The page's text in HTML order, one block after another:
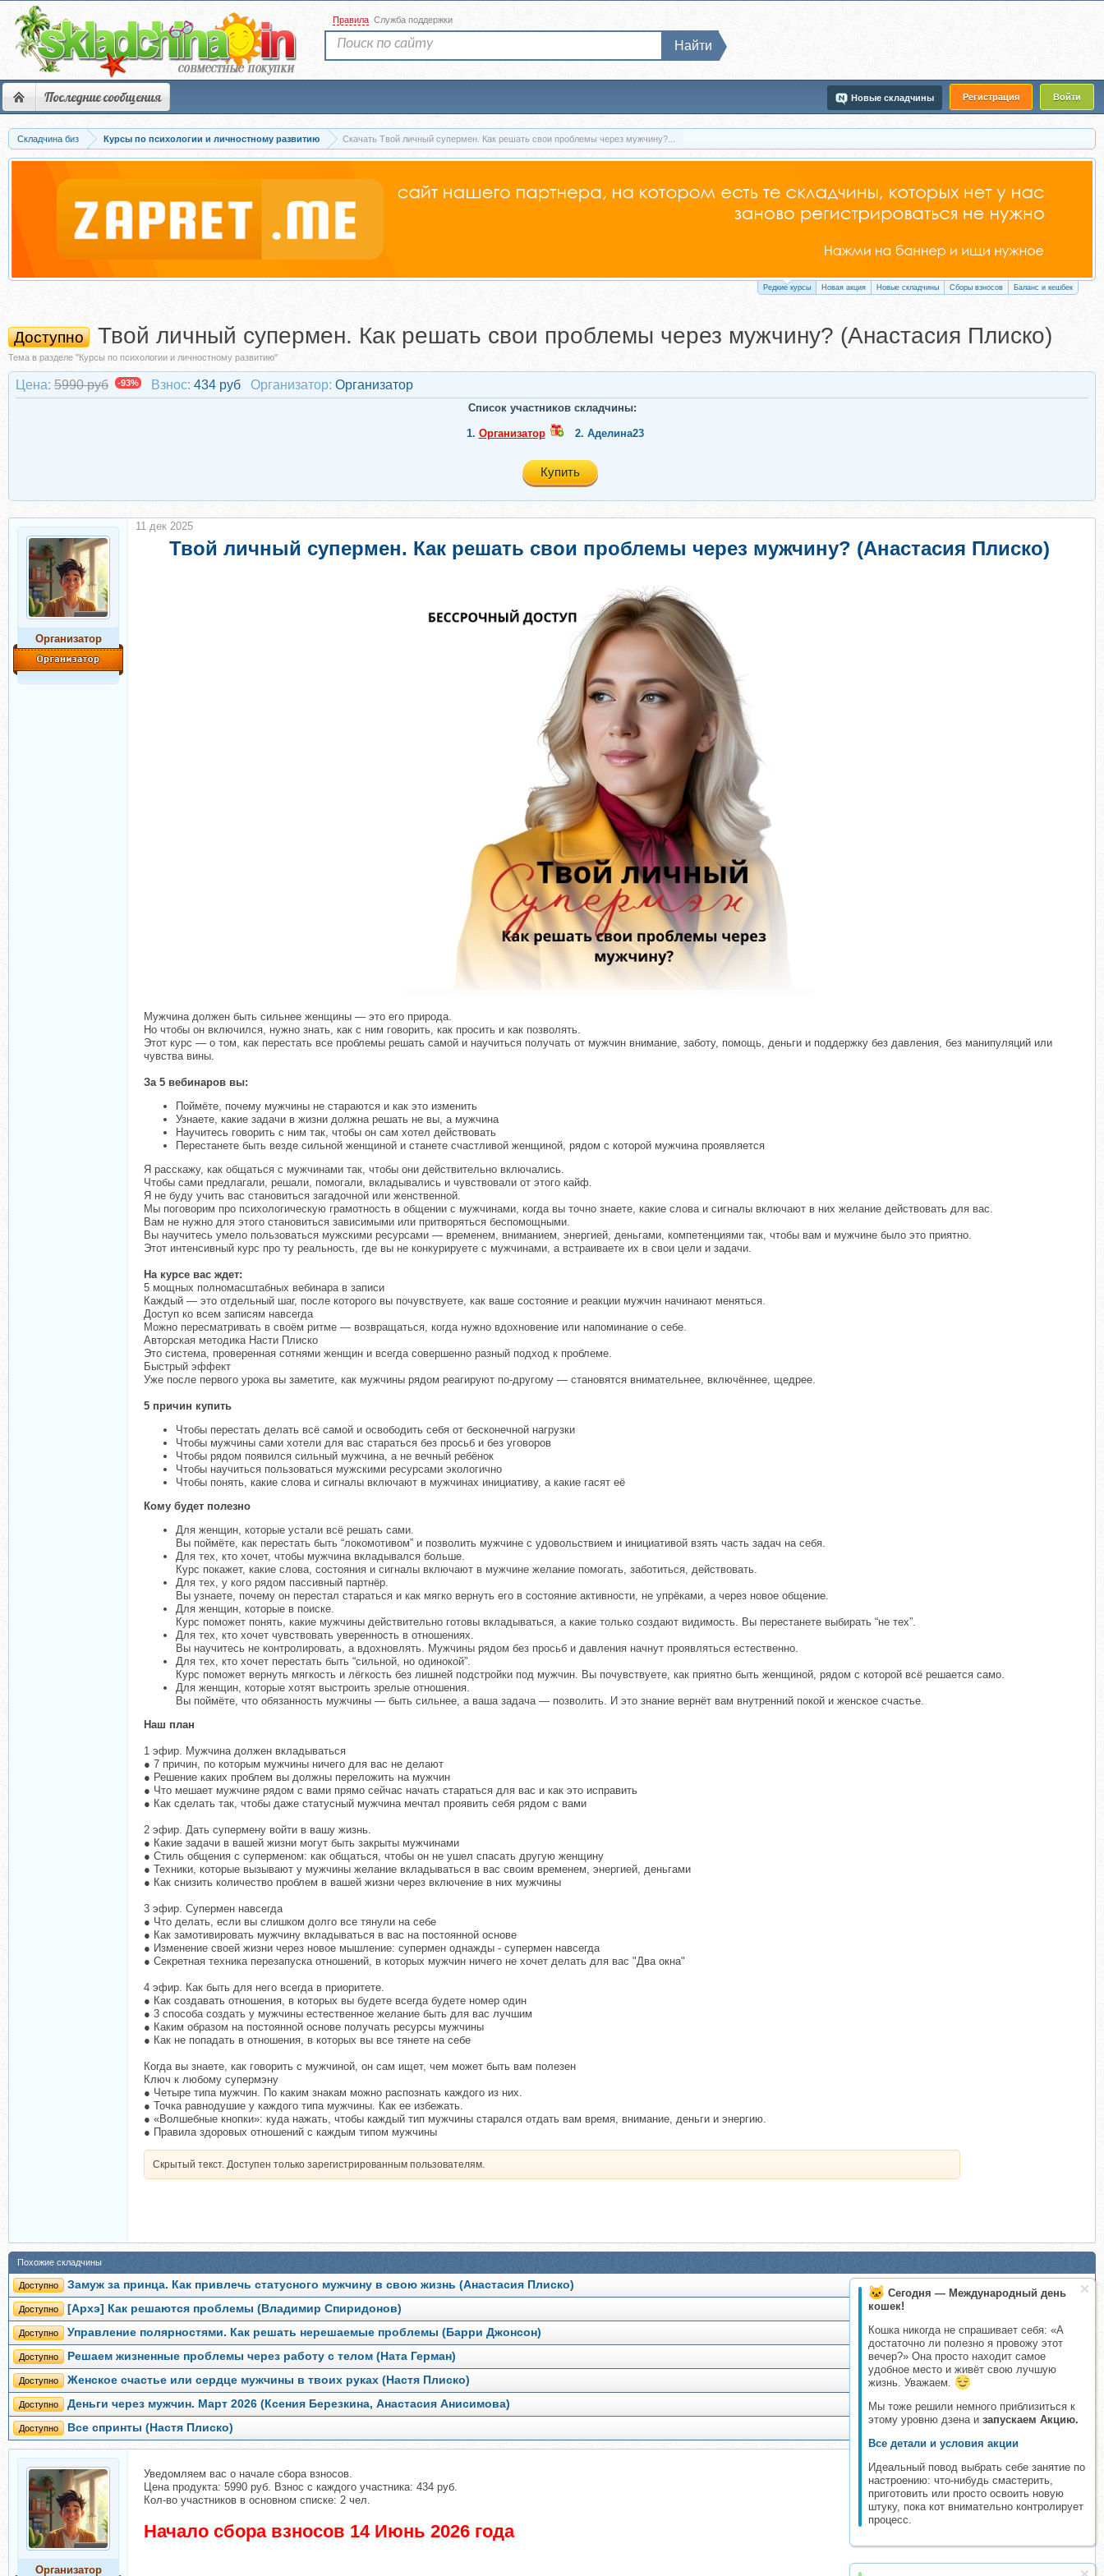
Последние сообщения Регистрация Войти
Новые складчины
Правила Служба поддержки
Найти
Складчина биз Курсы по психологии и личностному развитию Скачать Твой личный супермен. Как решать свои проблемы через мужчину?...
Редкие курсы Новая акция Новые складчины Сборы взносов Баланс и кешбек
Сегодня — Международный день
кошек!
Кошка никогда не спрашивает себя: «А
достаточно ли полезно я провожу этот
вечер?» Она просто находит самое
удобное место и живёт свою лучшую
жизнь. Уважаем.
Мы тоже решили немного приблизиться к
этому уровню дзена и запускаем Акцию.
Все детали и условия акции
Идеальный повод выбрать себе занятие по
настроению: что-нибудь смастерить,
приготовить или просто освоить новую
штуку, пока кот внимательно контролирует
процесс.
Доступно Твой личный супермен. Как решать свои проблемы через мужчину? (Анастасия Плиско)
Тема в разделе "Курсы по психологии и личностному развитию"
Цена: 5990 руб -93% Взнос: 434 руб Организатор: Организатор
Список участников складчины:
1. Организатор 2. Аделина23
Купить
Организатор
Твой личный супермен. Как решать свои проблемы через мужчину? (Анастасия Плиско)
Мужчина должен быть сильнее женщины — это его природа.
Но чтобы он включился, нужно знать, как с ним говорить, как просить и как позволять.
Этот курс — о том, как перестать все проблемы решать самой и научиться получать от мужчин внимание, заботу, помощь, деньги и поддержку без давления, без манипуляций или
чувства вины.
За 5 вебинаров вы:
Поймёте, почему мужчины не стараются и как это изменить
Узнаете, какие задачи в жизни должна решать не вы, а мужчина
Научитесь говорить с ним так, чтобы он сам хотел действовать
Перестанете быть везде сильной женщиной и станете счастливой женщиной, рядом с которой мужчина проявляется
Я расскажу, как общаться с мужчинами так, чтобы они действительно включались.
Чтобы сами предлагали, решали, помогали, вкладывались и чувствовали от этого кайф.
Я не буду учить вас становиться загадочной или женственной.
Мы поговорим про психологическую грамотность в общении с мужчинами, когда вы точно знаете, какие слова и сигналы включают в них желание действовать для вас.
Вам не нужно для этого становиться зависимыми или притворяться беспомощными.
Вы научитесь умело пользоваться мужскими ресурсами — временем, вниманием, энергией, деньгами, компетенциями так, чтобы вам и мужчине было это приятно.
Этот интенсивный курс про ту реальность, где вы не конкурируете с мужчинами, а встраиваете их в свои цели и задачи.
На курсе вас ждет:
5 мощных полномасштабных вебинара в записи
Каждый — это отдельный шаг, после которого вы почувствуете, как ваше состояние и реакции мужчин начинают меняться.
Доступ ко всем записям навсегда
Можно пересматривать в своём ритме — возвращаться, когда нужно вдохновение или напоминание о себе.
Авторская методика Насти Плиско
Это система, проверенная сотнями женщин и всегда совершенно разный подход к проблеме.
Быстрый эффект
Уже после первого урока вы заметите, как мужчины рядом реагируют по-другому — становятся внимательнее, включённее, щедрее.
5 причин купить
Чтобы перестать делать всё самой и освободить себя от бесконечной нагрузки
Чтобы мужчины сами хотели для вас стараться без просьб и без уговоров
Чтобы рядом появился сильный мужчина, а не вечный ребёнок
Чтобы научиться пользоваться мужскими ресурсами экологично
Чтобы понять, какие слова и сигналы включают в мужчинах инициативу, а какие гасят её
Кому будет полезно
Для женщин, которые устали всё решать сами.
Вы поймёте, как перестать быть “локомотивом” и позволить мужчине с удовольствием и инициативой взять часть задач на себя.
Для тех, кто хочет, чтобы мужчина вкладывался больше.
Курс покажет, какие слова, состояния и сигналы включают в мужчине желание помогать, заботиться, действовать.
Для тех, у кого рядом пассивный партнёр.
Вы узнаете, почему он перестал стараться и как мягко вернуть его в состояние активности, не упрёками, а через новое общение.
Для женщин, которые в поиске.
Курс поможет понять, какие мужчины действительно готовы вкладываться, а какие только создают видимость. Вы перестанете выбирать “не тех”.
Для тех, кто хочет чувствовать уверенность в отношениях.
Вы научитесь не контролировать, а вдохновлять. Мужчины рядом без просьб и давления начнут проявляться естественно.
Для тех, кто хочет перестать быть “сильной, но одинокой”.
Курс поможет вернуть мягкость и лёгкость без лишней подстройки под мужчин. Вы почувствуете, как приятно быть женщиной, рядом с которой всё решается само.
Для женщин, которые хотят выстроить зрелые отношения.
Вы поймёте, что обязанность мужчины — быть сильнее, а ваша задача — позволить. И это знание вернёт вам внутренний покой и женское счастье.
Наш план
1 эфир. Мужчина должен вкладываться
● 7 причин, по которым мужчины ничего для вас не делают
● Решение каких проблем вы должны переложить на мужчин
● Что мешает мужчине рядом с вами прямо сейчас начать стараться для вас и как это исправить
● Как сделать так, чтобы даже статусный мужчина мечтал проявить себя рядом с вами
2 эфир. Дать супермену войти в вашу жизнь.
● Какие задачи в вашей жизни могут быть закрыты мужчинами
● Стиль общения с суперменом: как общаться, чтобы он не ушел спасать другую женщину
● Техники, которые вызывают у мужчины желание вкладываться в вас своим временем, энергией, деньгами
● Как снизить количество проблем в вашей жизни через включение в них мужчины
3 эфир. Супермен навсегда
● Что делать, если вы слишком долго все тянули на себе
● Как замотивировать мужчину вкладываться в вас на постоянной основе
● Изменение своей жизни через новое мышление: супермен однажды - супермен навсегда
● Секретная техника перезапуска отношений, в которых мужчин ничего не хочет делать для вас "Два окна"
4 эфир. Как быть для него всегда в приоритете.
● Как создавать отношения, в которых вы будете всегда будете номер один
● 3 способа создать у мужчины естественное желание быть для вас лучшим
● Каким образом на постоянной основе получать ресурсы мужчины
● Как не попадать в отношения, в которых вы все тянете на себе
Когда вы знаете, как говорить с мужчиной, он сам ищет, чем может быть вам полезен
Ключ к любому супермэну
● Четыре типа мужчин. По каким знакам можно распознать каждого из них.
● Точка равнодушие у каждого типа мужчины. Как ее избежать.
● «Волшебные кнопки»: куда нажать, чтобы каждый тип мужчины старался отдать вам время, внимание, деньги и энергию.
● Правила здоровых отношений с каждым типом мужчины
Скрытый текст. Доступен только зарегистрированным пользователям.
11 дек 2025
Похожие складчины
Доступно Замуж за принца. Как привлечь статусного мужчину в свою жизнь (Анастасия Плиско)
Доступно [Архэ] Как решаются проблемы (Владимир Спиридонов)
Доступно Управление полярностями. Как решать нерешаемые проблемы (Барри Джонсон)
Доступно Решаем жизненные проблемы через работу с телом (Ната Герман)
Доступно Женское счастье или сердце мужчины в твоих руках (Настя Плиско)
Доступно Деньги через мужчин. Март 2026 (Ксения Березкина, Анастасия Анисимова)
Доступно Все спринты (Настя Плиско)
Организатор
Уведомляем вас о начале сбора взносов.
Цена продукта: 5990 руб. Взнос с каждого участника: 434 руб.
Кол-во участников в основном списке: 2 чел.
Начало сбора взносов 14 Июнь 2026 года